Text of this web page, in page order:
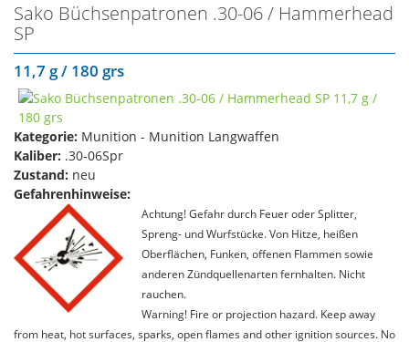
Sako Büchsenpatronen .30-06 / Hammerhead
SP
11,7 g / 180 grs
Kategorie: Munition - Munition Langwaffen
Kaliber: .30-06Spr
Zustand: neu
Gefahrenhinweise:
Achtung! Gefahr durch Feuer oder Splitter,
Spreng- und Wurfstücke. Von Hitze, heißen
Oberflächen, Funken, offenen Flammen sowie
anderen Zündquellenarten fernhalten. Nicht
rauchen.
Warning! Fire or projection hazard. Keep away
from heat, hot surfaces, sparks, open flames and other ignition sources. No